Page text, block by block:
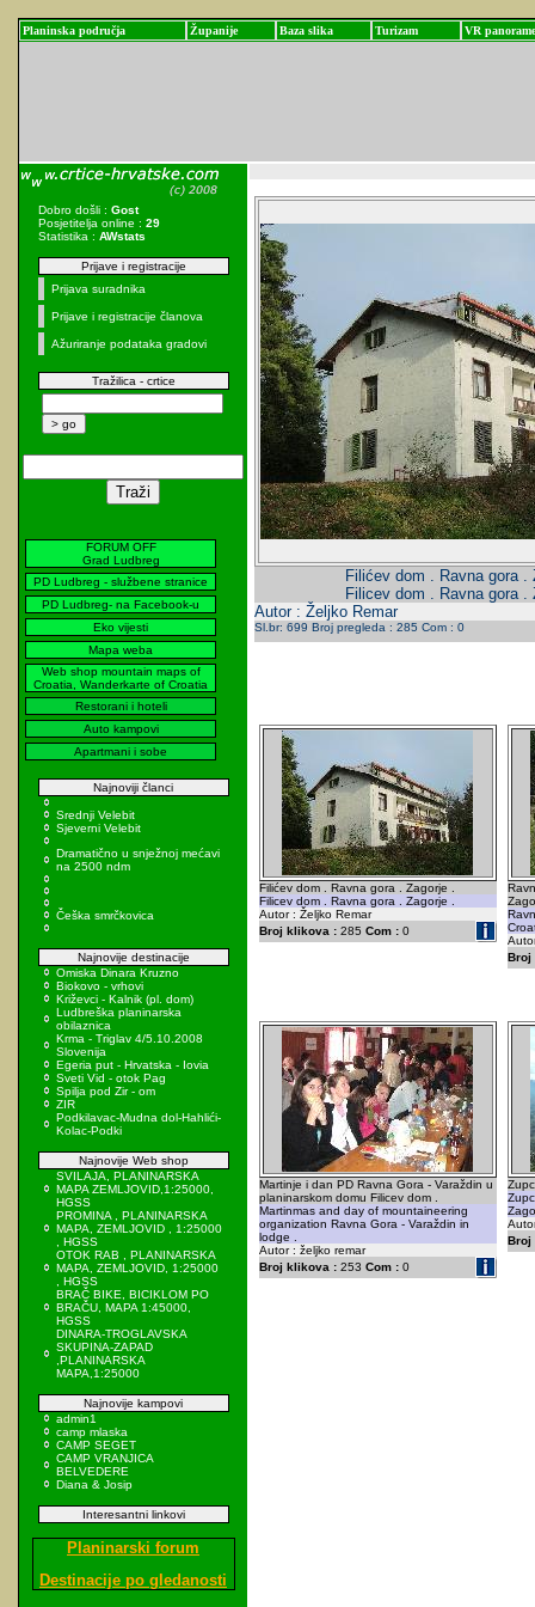
Planinska područja Županije Baza slika Turizam VR panorame
Dobro došli : Gost
Posjetitelja online : 29
Statistika : AWstats
Prijave i registracije
Prijava suradnika
Prijave i registracije članova
Ažuriranje podataka gradovi
Tražilica - crtice
FORUM OFF
Grad Ludbreg
PD Ludbreg - službene stranice
PD Ludbreg- na Facebook-u
Eko vijesti
Mapa weba
Web shop mountain maps of
Croatia, Wanderkarte of Croatia
Restorani i hoteli
Auto kampovi
Apartmani i sobe
Najnoviji članci
Srednji Velebit
Sjeverni Velebit
Dramatično u snježnoj mećavi
na 2500 ndm
Češka smrčkovica
Najnovije destinacije
Omiska Dinara Kruzno
Biokovo - vrhovi
Križevci - Kalnik (pl. dom)
Ludbreška planinarska
obilaznica
Krma - Triglav 4/5.10.2008
Slovenija
Egeria put - Hrvatska - Iovia
Sveti Vid - otok Pag
Spilja pod Zir - om
ZIR
Podkilavac-Mudna dol-Hahlići-
Kolac-Podki
Najnovije Web shop
SVILAJA, PLANINARSKA
MAPA ZEMLJOVID,1:25000,
HGSS
PROMINA , PLANINARSKA
MAPA, ZEMLJOVID , 1:25000
, HGSS
OTOK RAB , PLANINARSKA
MAPA, ZEMLJOVID, 1:25000
, HGSS
BRAČ BIKE, BICIKLOM PO
BRAČU, MAPA 1:45000,
HGSS
DINARA-TROGLAVSKA
SKUPINA-ZAPAD
,PLANINARSKA
MAPA,1:25000
Najnovije kampovi
admin1
camp mlaska
CAMP SEGET
CAMP VRANJICA
BELVEDERE
Diana & Josip
Interesantni linkovi
Planinarski forum
Destinacije po gledanosti
Filićev dom . Ravna gora .
Filicev dom . Ravna gora .
Autor : Željko Remar
Sl.br: 699 Broj pregleda : 285 Com : 0
Filićev dom . Ravna gora . Zagorje .
Filicev dom . Ravna gora . Zagorje .
Autor : Željko Remar
Broj klikova :285 Com :0
Broj
Martinje i dan PD Ravna Gora - Varaždin u
planinarskom domu Filicev dom .
Martinmas and day of mountaineering
organization Ravna Gora - Varaždin in
lodge .
Autor : željko remar
Broj klikova :253 Com :0
Broj